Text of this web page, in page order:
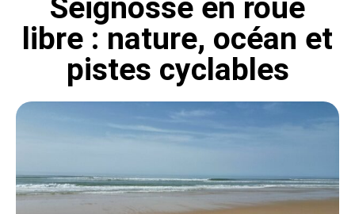
Seignosse en roue
libre : nature, océan et
pistes cyclables